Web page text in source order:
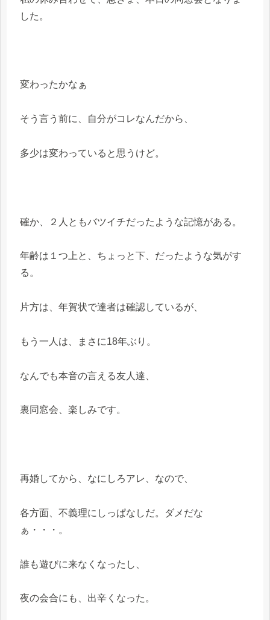
した。
変わったかなぁ
そう言う前に、自分がコレなんだから、
多少は変わっていると思うけど。
確か、２人ともバツイチだったような記憶がある。
年齢は１つ上と、ちょっと下、だったような気がす
る。
片方は、年賀状で達者は確認しているが、
もう一人は、まさに18年ぶり。
なんでも本音の言える友人達、
裏同窓会、楽しみです。
再婚してから、なにしろアレ、なので、
各方面、不義理にしっぱなしだ。ダメだな
ぁ・・・。
誰も遊びに来なくなったし、
夜の会合にも、出辛くなった。